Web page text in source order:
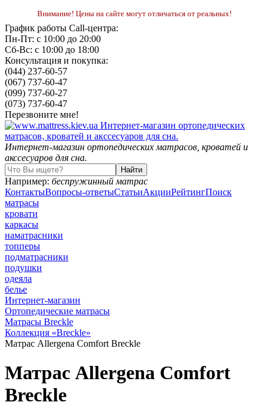
Внимание! Цены на сайте могут отличаться от реальных!
График работы Call-центра:
Пн-Пт: с 10:00 до 20:00
Сб-Вс: с 10:00 до 18:00
Консультация и покупка:
(044) 237-60-57
(067) 737-60-47
(099) 737-60-27
(073) 737-60-47
Перезвоните мне!
Интернет-магазин ортопедических матрасов, кроватей и
акссесуаров для сна.
Например: беспружинный матрас
КонтактыВопросы-ответыСтатьиАкцииРейтингПоиск
матрасы
кровати
каркасы
наматрасники
топперы
подматрасники
подушки
одеяла
белье
Интернет-магазин
Ортопедические матрасы
Матрасы Breckle
Коллекция «Breckle»
Матрас Allergena Comfort Breckle
Матрас Allergena Comfort
Breckle